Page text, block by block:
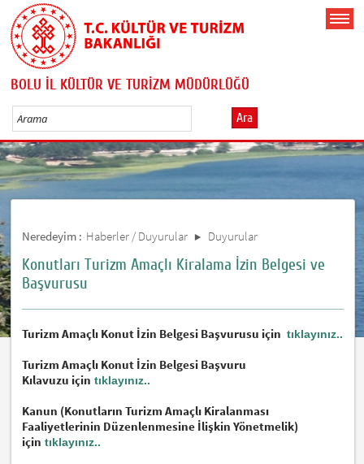
BOLU İL KÜLTÜR VE TURİZM MÜDÜRLÜĞÜ
Ara
Neredeyim : Haberler / Duyurular Duyurular
Konutları Turizm Amaçlı Kiralama İzin Belgesi ve
Başvurusu
Turizm Amaçlı Konut İzin Belgesi Başvurusu için tıklayınız..
Turizm Amaçlı Konut İzin Belgesi Başvuru
Kılavuzu için tıklayınız..
Kanun (Konutların Turizm Amaçlı Kiralanması
Faaliyetlerinin Düzenlenmesine İlişkin Yönetmelik)
için tıklayınız..